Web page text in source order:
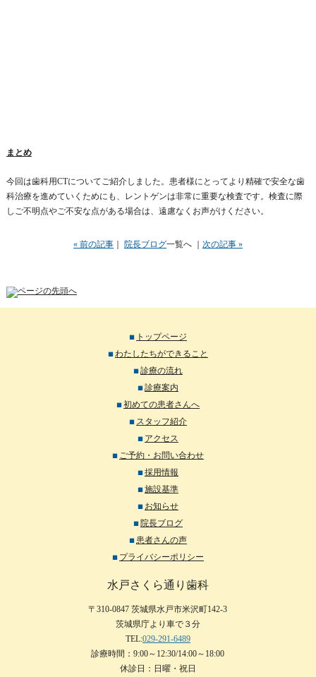
まとめ
今回は歯科用CTについてご紹介しました。患者様にとってより精確で安全な歯
科治療を進めていくためにも、レントゲンは非常に重要な検査です。検査に際
しご不明点やご不安な点がある場合は、遠慮なくお声がけください。
« 前の記事｜ 院長ブログ一覧へ 次の記事 »
トップページ
わたしたちができること
診療の流れ
診療案内
初めての患者さんへ
スタッフ紹介
アクセス
ご予約・お問い合わせ
採用情報
施設基準
お知らせ
院長ブログ
患者さんの声
プライバシーポリシー
水戸さくら通り歯科
〒310-0847 茨城県水戸市米沢町142-3
茨城県庁より車で３分
TEL:029-291-6489
診療時間：9:00～12:30/14:00～18:00
休診日：日曜・祝日